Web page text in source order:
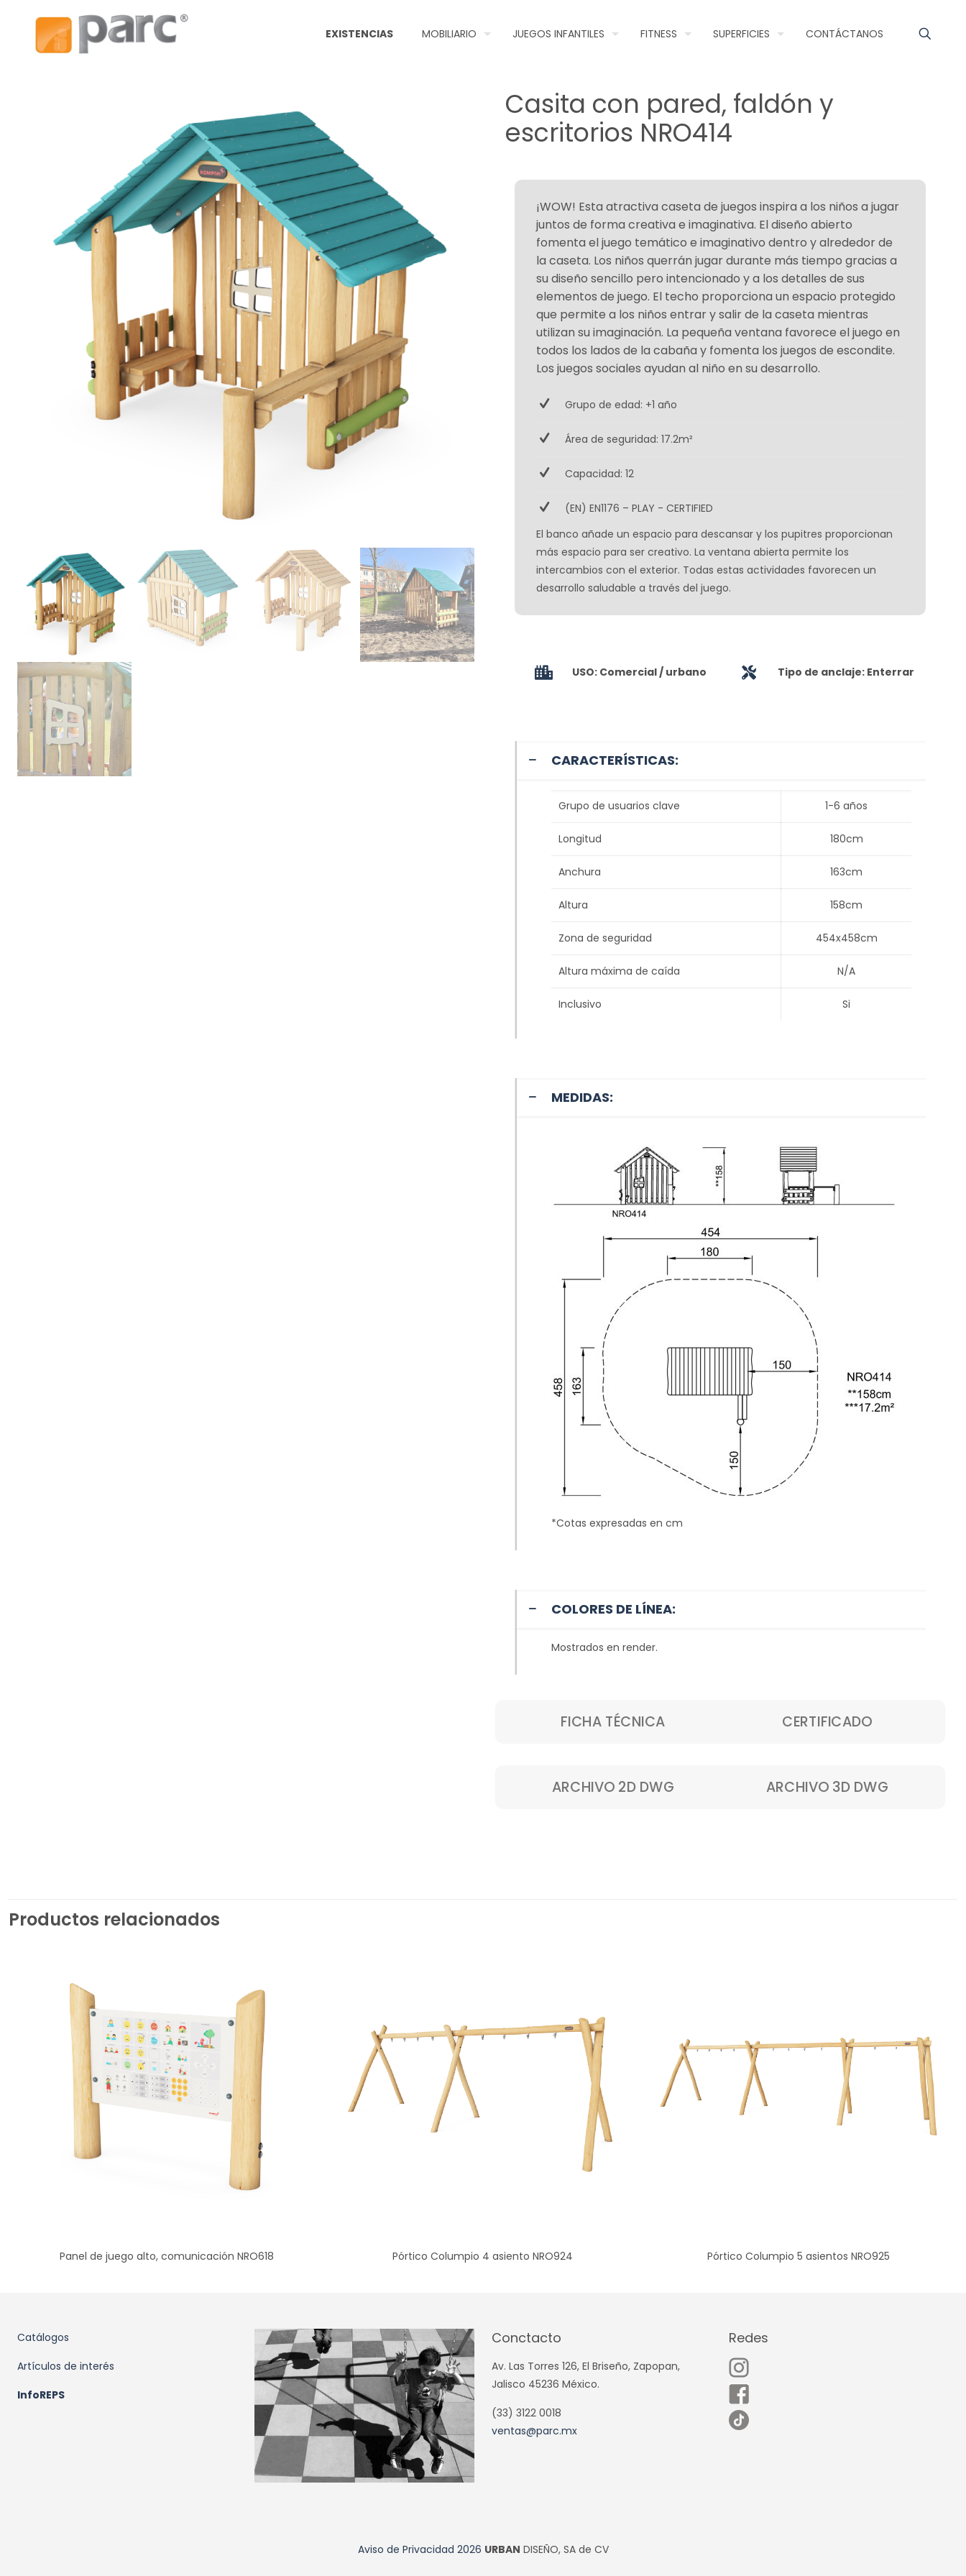
EXISTENCIAS MOBILIARIO JUEGOS INFANTILES FITNESS SUPERFICIES CONTÁCTANOS
Casita con pared, faldón y
escritorios NRO414
¡WOW! Esta atractiva caseta de juegos inspira a los niños a jugar
juntos de forma creativa e imaginativa. El diseño abierto
fomenta el juego temático e imaginativo dentro y alrededor de
la caseta. Los niños querrán jugar durante más tiempo gracias a
su diseño sencillo pero intencionado y a los detalles de sus
elementos de juego. El techo proporciona un espacio protegido
que permite a los niños entrar y salir de la caseta mientras
utilizan su imaginación. La pequeña ventana favorece el juego en
todos los lados de la cabaña y fomenta los juegos de escondite.
Los juegos sociales ayudan al niño en su desarrollo.
Grupo de edad: +1 año
Área de seguridad: 17.2m²
Capacidad: 12
(EN) EN1176 – PLAY - CERTIFIED
El banco añade un espacio para descansar y los pupitres proporcionan
más espacio para ser creativo. La ventana abierta permite los
intercambios con el exterior. Todas estas actividades favorecen un
desarrollo saludable a través del juego.
USO: Comercial / urbano Tipo de anclaje: Enterrar
CARACTERÍSTICAS:
Grupo de usuarios clave 1-6 años
Longitud 180cm
Anchura 163cm
Altura 158cm
Zona de seguridad 454x458cm
Altura máxima de caída N/A
Inclusivo Si
MEDIDAS:
*Cotas expresadas en cm
COLORES DE LÍNEA:
Mostrados en render.
FICHA TÉCNICA CERTIFICADO
ARCHIVO 2D DWG ARCHIVO 3D DWG
Productos relacionados
Panel de juego alto, comunicación NRO618 Pórtico Columpio 4 asiento NRO924 Pórtico Columpio 5 asientos NRO925
Catálogos
Artículos de interés
InfoREPS
Conctacto
Av. Las Torres 126, El Briseño, Zapopan,
Jalisco 45236 México.
(33) 3122 0018
ventas@parc.mx
Redes
Aviso de Privacidad 2026 URBAN DISEÑO, SA de CV